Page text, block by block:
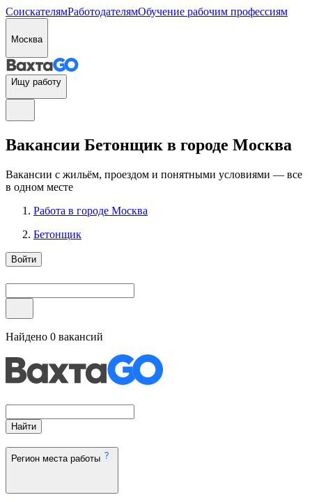
СоискателямРаботодателямОбучение рабочим профессиям
Москва
Ищу работу
Вакансии Бетонщик в городе Москва
Вакансии с жильём, проездом и понятными условиями — все
в одном месте
Работа в городе Москва
Бетонщик
Войти
Найдено 0 вакансий
Найти
Регион места работы